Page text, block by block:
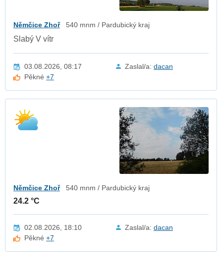
Němčice Zhoř 540 mnm / Pardubický kraj
Slabý V vítr
03.08.2026, 08:17 Zaslal/a: dacan
Pěkné+7
Němčice Zhoř 540 mnm / Pardubický kraj
24.2 °C
02.08.2026, 18:10 Zaslal/a: dacan
Pěkné+7